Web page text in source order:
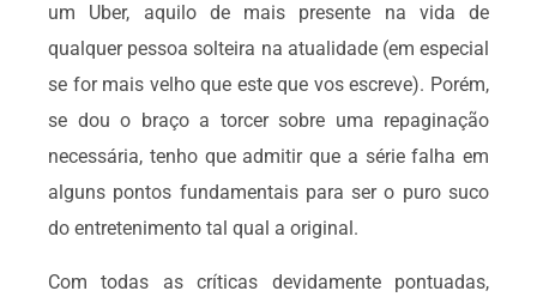
um Uber, aquilo de mais presente na vida de
qualquer pessoa solteira na atualidade (em especial
se for mais velho que este que vos escreve). Porém,
se dou o braço a torcer sobre uma repaginação
necessária, tenho que admitir que a série falha em
alguns pontos fundamentais para ser o puro suco
do entretenimento tal qual a original.
Com todas as críticas devidamente pontuadas,